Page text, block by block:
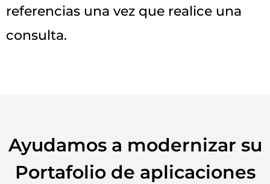
referencias una vez que realice una
consulta.
Ayudamos a modernizar su
Portafolio de aplicaciones